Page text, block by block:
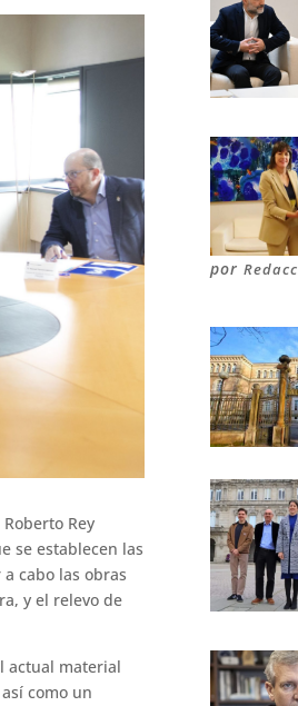
Rey
se establecen las
cabo las obras
y el relevo de
actual material
como un
por